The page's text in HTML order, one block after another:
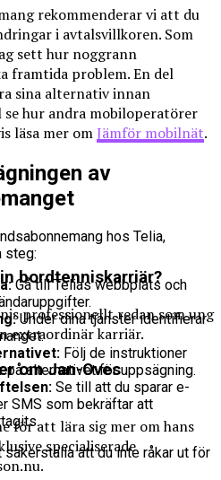
bordtenniskarriär?
professionellt redan som ung
extraordinär karriär.
om Jan-Oves
för att lära sig mer om hans
specialiserade
rekommenderar vi att du
i avtalsvillkoren. Som
sett hur noggrann
framtida problem. En del
sina alternativ innan
hur andra mobiloperatörer
läsa mer omJämför mobilnät.
av
hos Telia,
steg:
Gå till Telias webbplats och
Under dina tjänster identifierar
Följ de instruktioner
på alternativet för uppsägning.
Se till att du sparar e-
SMS som bekräftar att
att du inte råkar ut för